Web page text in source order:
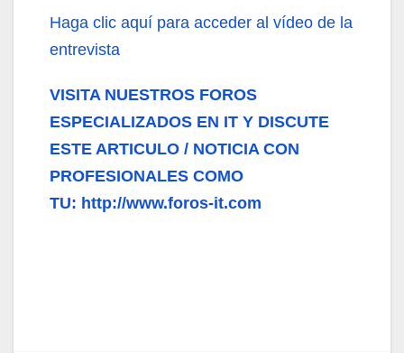
Haga clic aquí para acceder al vídeo de la
entrevista
VISITA NUESTROS FOROS
ESPECIALIZADOS EN IT Y DISCUTE
ESTE ARTICULO / NOTICIA CON
PROFESIONALES COMO
TU: http://www.foros-it.com